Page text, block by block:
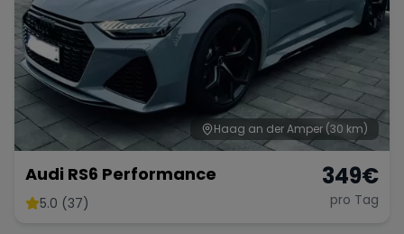
Haag an der Amper (30 km)
Audi RS6 Performance
5.0 (37)
349€
pro Tag